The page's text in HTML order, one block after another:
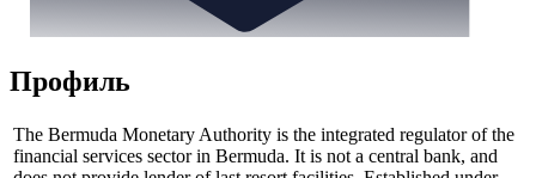
Профиль
The Bermuda Monetary Authority is the integrated regulator of the
financial services sector in Bermuda. It is not a central bank, and